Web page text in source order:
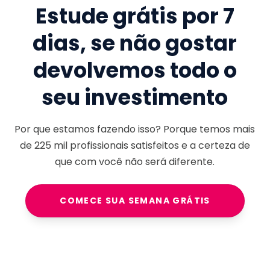
Estude grátis por 7
dias, se não gostar
devolvemos todo o
seu investimento
Por que estamos fazendo isso? Porque temos mais
de225 milprofissionais satisfeitos e a certeza de
que com você não será diferente.
COMECE SUA SEMANA GRÁTIS